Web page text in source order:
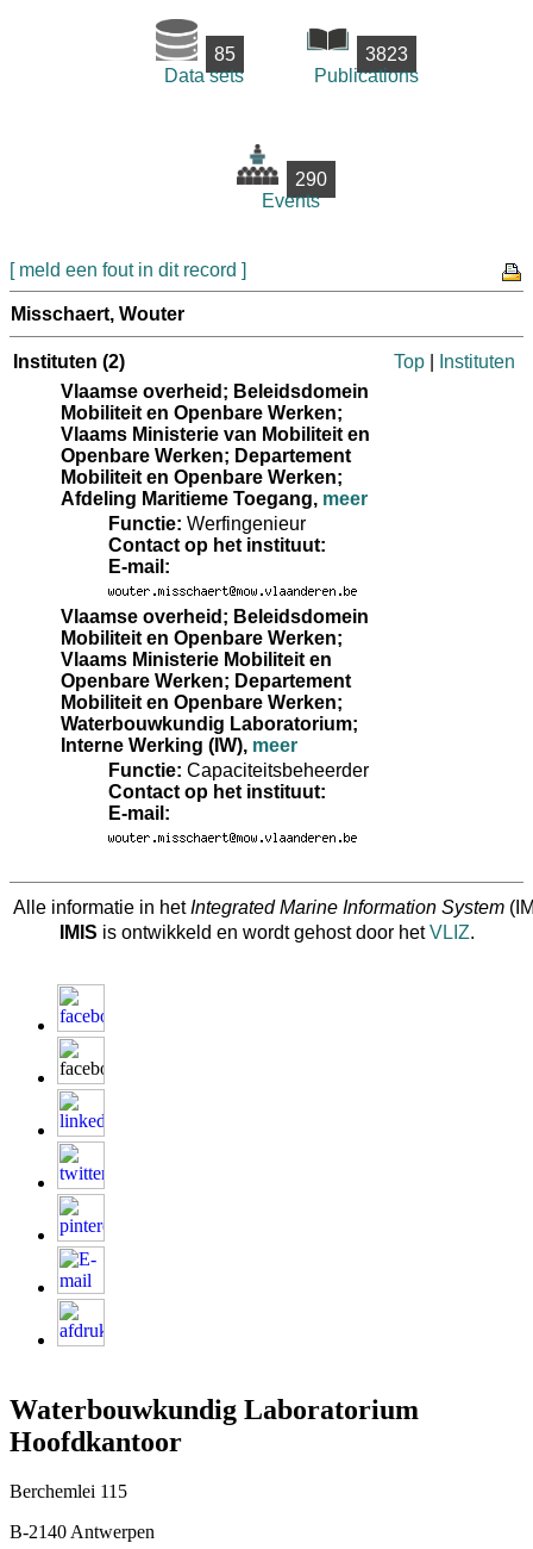
85
Data sets
3823
Publications
290
Events
[ meld een fout in dit record ]
Misschaert, Wouter
Instituten (2) Top
Instituten
Vlaamse overheid; Beleidsdomein
Mobiliteit en Openbare Werken;
Vlaams Ministerie van Mobiliteit en
Openbare Werken; Departement
Mobiliteit en Openbare Werken;
Afdeling Maritieme Toegang, meer
Functie: Werfingenieur
Contact op het instituut:
E-mail:
Vlaamse overheid; Beleidsdomein
Mobiliteit en Openbare Werken;
Vlaams Ministerie Mobiliteit en
Openbare Werken; Departement
Mobiliteit en Openbare Werken;
Waterbouwkundig Laboratorium;
Interne Werking (IW), meer
Functie: Capaciteitsbeheerder
Contact op het instituut:
E-mail:
Alle informatie in hetIntegrated Marine Information System
IMIS is ontwikkeld en wordt gehost door hetVLIZ.
Waterbouwkundig Laboratorium
Hoofdkantoor
Berchemlei 115
B-2140 Antwerpen